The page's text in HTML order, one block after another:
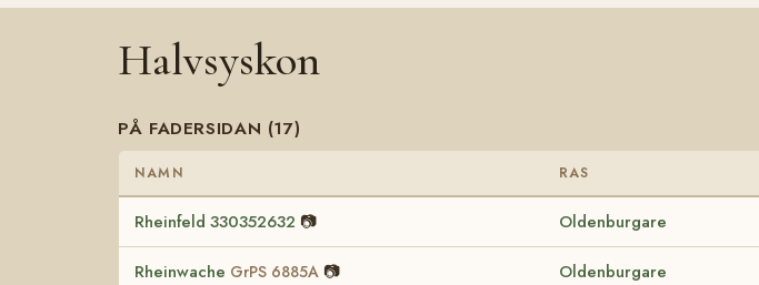
Halvsyskon
PÅ FADERSIDAN (17)
NAMN RAS
Rheinfeld 330352632 📷 Oldenburgare
Rheinwache GrPS 6885A 📷 Oldenburgare